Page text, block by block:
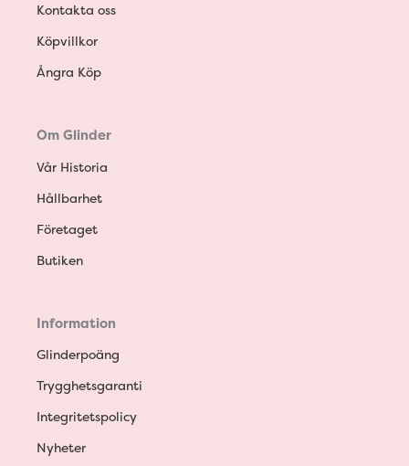
Kontakta oss
Köpvillkor
Ångra Köp
Om Glinder
Vår Historia
Hållbarhet
Företaget
Butiken
Information
Glinderpoäng
Trygghetsgaranti
Integritetspolicy
Nyheter